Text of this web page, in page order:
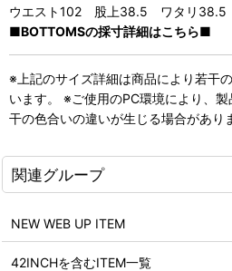
ウエスト102 股上38.5 ワタリ
■BOTTOMSの採寸詳細はこちら■
※上記のサイズ詳細は商品により若干
います。 ※ご使用のPC環境により、
干の色合いの違いが生じる場合があり
関連グループ
NEW WEB UP ITEM
42INCHを含むITEM一覧